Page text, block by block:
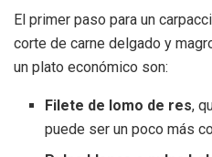
El primer paso para un
corte de carne delgado y
un plato económico son:
Filete de lomo de res,
puede ser un poco más